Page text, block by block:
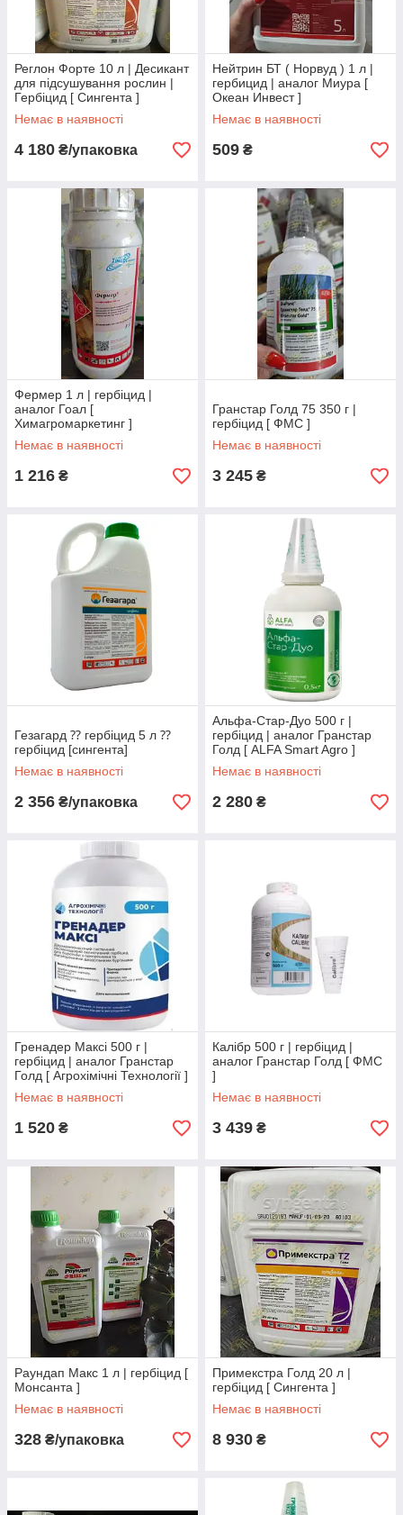
Реглон Форте 10 л | Десикант
для підсушування рослин |
Гербіцид [ Сингента ]
Немає в наявності
4 180 ₴/упаковка
Нейтрин БТ ( Норвуд ) 1 л |
гербицид | аналог Миура [
Океан Инвест ]
Немає в наявності
509 ₴
Фермер 1 л | гербіцид |
аналог Гоал [
Химагромаркетинг ]
Немає в наявності
1 216 ₴
Гранстар Голд 75 350 г |
гербіцид [ ФМС ]
Немає в наявності
3 245 ₴
Гезагард ⁇ гербіцид 5 л ⁇
гербіцид [сингента]
Немає в наявності
2 356 ₴/упаковка
Альфа-Стар-Дуо 500 г |
гербіцид | аналог Гранстар
Голд [ ALFA Smart Agro ]
Немає в наявності
2 280 ₴
Гренадер Максі 500 г |
гербіцид | аналог Гранстар
Голд [ Агрохімічні Технології ]
Немає в наявності
1 520 ₴
Калібр 500 г | гербіцид |
аналог Гранстар Голд [ ФМС
]
Немає в наявності
3 439 ₴
Раундап Макс 1 л | гербіцид [
Монсанта ]
Немає в наявності
328 ₴/упаковка
Примекстра Голд 20 л |
гербіцид [ Сингента ]
Немає в наявності
8 930 ₴